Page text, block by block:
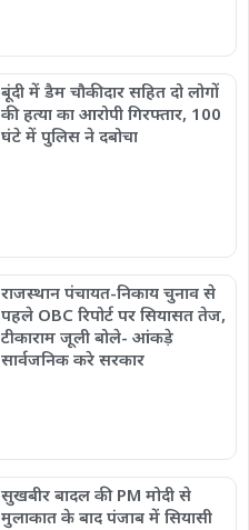
बूंदी में डैम चौकीदार सहित दो लोगों
की हत्या का आरोपी गिरफ्तार, 100
घंटे में पुलिस ने दबोचा
राजस्थान पंचायत-निकाय चुनाव से
पहले OBC रिपोर्ट पर सियासत तेज,
टीकाराम जूली बोले- आंकड़े
सार्वजनिक करे सरकार
सुखबीर बादल की PM मोदी से
मुलाकात के बाद पंजाब में सियासी